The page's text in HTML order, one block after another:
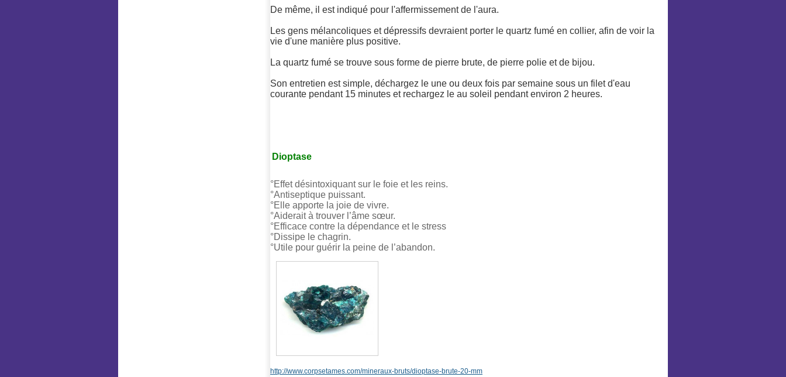
De même, il est indiqué pour l'affermissement de l'aura.
Les gens mélancoliques et dépressifs devraient porter le quartz fumé en collier, afin de voir la
vie d'une manière plus positive.
La quartz fumé se trouve sous forme de pierre brute, de pierre polie et de bijou.
Son entretien est simple, déchargez le une ou deux fois par semaine sous un filet d'eau
courante pendant 15 minutes et rechargez le au soleil pendant environ 2 heures.
Dioptase
°Effet désintoxiquant sur le foie et les reins.
°Antiseptique puissant.
°Elle apporte la joie de vivre.
°Aiderait à trouver l’âme sœur.
°Efficace contre la dépendance et le stress
°Dissipe le chagrin.
°Utile pour guérir la peine de l’abandon.
http://www.corpsetames.com/mineraux-bruts/dioptase-brute-20-mm